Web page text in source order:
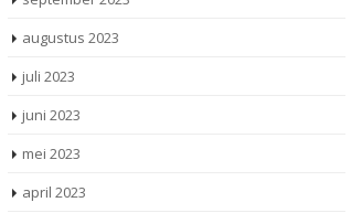
augustus 2023
juli 2023
juni 2023
mei 2023
april 2023